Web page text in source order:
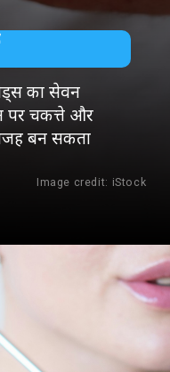
का सेवन
पर चकत्ते और
बन सकता
Image credit: iStock